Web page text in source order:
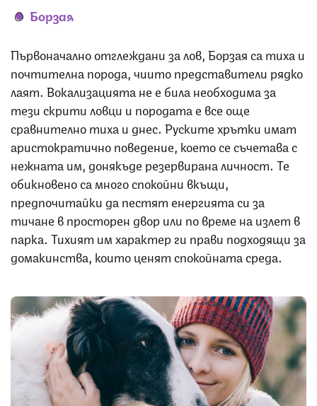
Борзая
Първоначално отглеждани за лов, Борзая са тиха и
почтителна порода, чиито представители рядко
лаят. Вокализацията не е била необходима за
тези скрити ловци и породата е все още
сравнително тиха и днес. Руските хрътки имат
аристократично поведение, което се съчетава с
нежната им, донякъде резервирана личност. Те
обикновено са много спокойни вкъщи,
предпочитайки да пестят енергията си за
тичане в просторен двор или по време на излет в
парка. Тихият им характер ги прави подходящи за
домакинства, които ценят спокойната среда.